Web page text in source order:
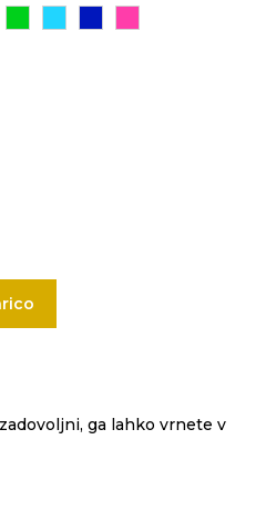
modra
ga lahko vrnete v